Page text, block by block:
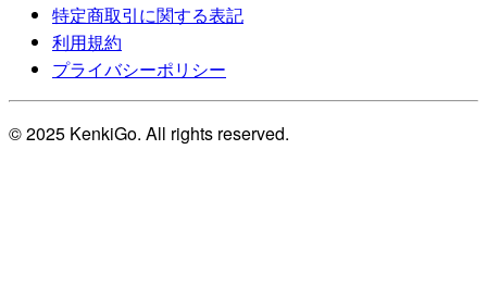
特定商取引に関する表記
利用規約
プライバシーポリシー
© 2025 KenkiGo. All rights reserved.